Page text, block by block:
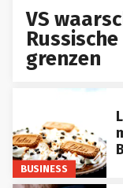
VS
grenzen
BUSINESS